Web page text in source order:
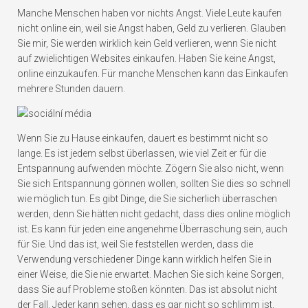
Manche Menschen haben vor nichts Angst. Viele Leute kaufen
nicht online ein, weil sie Angst haben, Geld zu verlieren. Glauben
Sie mir, Sie werden wirklich kein Geld verlieren, wenn Sie nicht
auf zwielichtigen Websites einkaufen. Haben Sie keine Angst,
online einzukaufen. Für manche Menschen kann das Einkaufen
mehrere Stunden dauern.
Wenn Sie zu Hause einkaufen, dauert es bestimmt nicht so
lange. Es ist jedem selbst überlassen, wie viel Zeit er für die
Entspannung aufwenden möchte. Zögern Sie also nicht, wenn
Sie sich Entspannung gönnen wollen, sollten Sie dies so schnell
wie möglich tun. Es gibt Dinge, die Sie sicherlich überraschen
werden, denn Sie hätten nicht gedacht, dass dies online möglich
ist. Es kann für jeden eine angenehme Überraschung sein, auch
für Sie. Und das ist, weil Sie feststellen werden, dass die
Verwendung verschiedener Dinge kann wirklich helfen Sie in
einer Weise, die Sie nie erwartet. Machen Sie sich keine Sorgen,
dass Sie auf Probleme stoßen könnten. Das ist absolut nicht
der Fall. Jeder kann sehen, dass es gar nicht so schlimm ist,